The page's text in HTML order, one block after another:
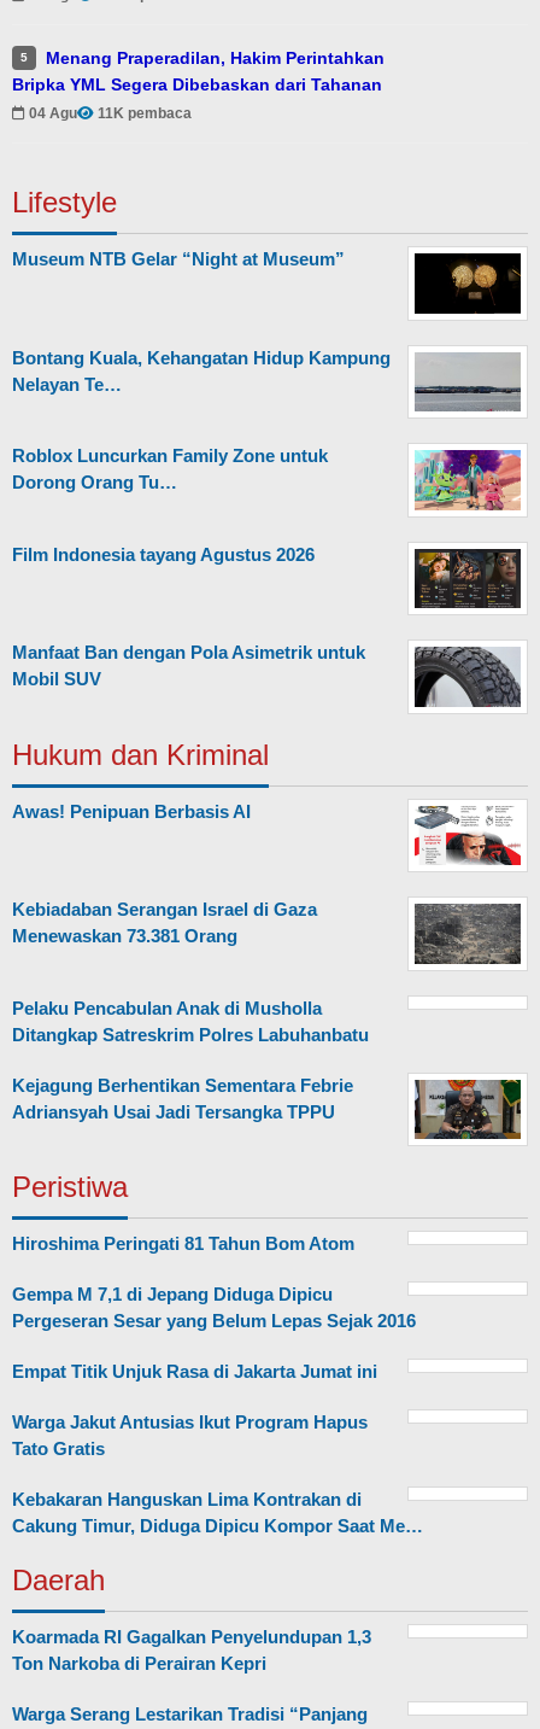
5
Menang Praperadilan, Hakim Perintahkan
Bripka YML Segera Dibebaskan dari Tahanan
04 Agu 11K pembaca
Lifestyle
Museum NTB Gelar “Night at Museum”
Bontang Kuala, Kehangatan Hidup Kampung
Nelayan Te…
Roblox Luncurkan Family Zone untuk
Dorong Orang Tu…
Film Indonesia tayang Agustus 2026
Manfaat Ban dengan Pola Asimetrik untuk
Mobil SUV
Hukum dan Kriminal
Awas! Penipuan Berbasis AI
Kebiadaban Serangan Israel di Gaza
Menewaskan 73.381 Orang
Pelaku Pencabulan Anak di Musholla
Ditangkap Satreskrim Polres Labuhanbatu
Kejagung Berhentikan Sementara Febrie
Adriansyah Usai Jadi Tersangka TPPU
Peristiwa
Hiroshima Peringati 81 Tahun Bom Atom
Gempa M 7,1 di Jepang Diduga Dipicu
Pergeseran Sesar yang Belum Lepas Sejak 2016
Empat Titik Unjuk Rasa di Jakarta Jumat ini
Warga Jakut Antusias Ikut Program Hapus
Tato Gratis
Kebakaran Hanguskan Lima Kontrakan di
Cakung Timur, Diduga Dipicu Kompor Saat Me…
Daerah
Koarmada RI Gagalkan Penyelundupan 1,3
Ton Narkoba di Perairan Kepri
Warga Serang Lestarikan Tradisi “Panjang